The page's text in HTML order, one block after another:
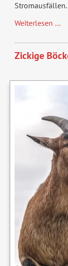
Stromausfällen.
Weiterlesen …
Zickige